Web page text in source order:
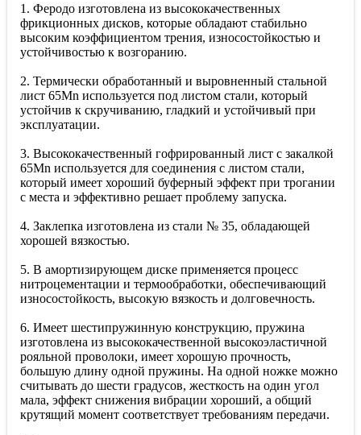
1. Феродо изготовлена из высококачественных
фрикционных дисков, которые обладают стабильно
высоким коэффициентом трения, износостойкостью и
устойчивостью к возгоранию.
2. Термически обработанный и выровненный стальной
лист 65Mn используется под листом стали, который
устойчив к скручиванию, гладкий и устойчивый при
эксплуатации.
3. Высококачественный гофрированный лист с закалкой
65Mn используется для соединения с листом стали,
который имеет хороший буферный эффект при трогании
с места и эффективно решает проблему запуска.
4. Заклепка изготовлена из стали № 35, обладающей
хорошей вязкостью.
5. В амортизирующем диске применяется процесс
нитроцементации и термообработки, обеспечивающий
износостойкость, высокую вязкость и долговечность.
6. Имеет шестипружинную конструкцию, пружина
изготовлена из высококачественной высокоэластичной
рояльной проволоки, имеет хорошую прочность,
большую длину одной пружины. На одной ножке можно
считывать до шести градусов, жесткость на один угол
мала, эффект снижения вибрации хороший, а общий
крутящий момент соответствует требованиям передачи.